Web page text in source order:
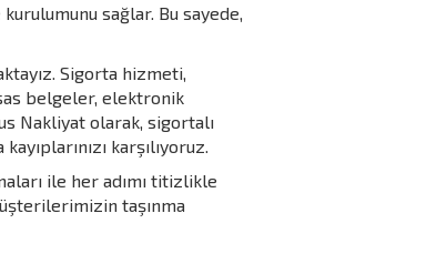
sağlar. Bu sayede,
Sigorta hizmeti,
belgeler, elektronik
Nakliyat olarak, sigortalı
karşılıyoruz.
ile her adımı titizlikle
taşınma